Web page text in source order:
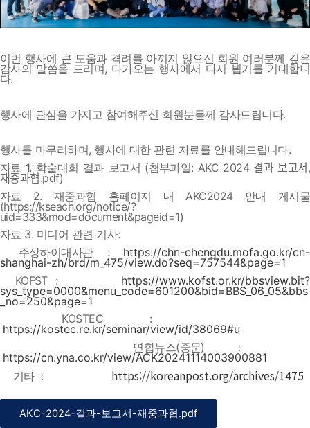
이번 행사에 큰 도움과 격려를 아끼지 않으신 회원 여러분께 깊은
감사의 말씀을 드리며, 다가오는 행사에서 다시 뵙기를 기대합니
다.
행사에 관심을 가지고 참여해주신 회원분들께 감사드립니다.
행사를 마무리하며, 행사에 대한 관련 자료를 안내해드립니다.
자료 1. 학술대회 결과 보고서 (첨부파일: AKC 2024 결과 보고서,
재중과협.pdf)
자료 2. 재중과협 홈페이지 내 AKC2024 안내 게시물
(https://kseach.org/notice/?
uid=333&mod=document&pageid=1)
자료 3. 미디어 관련 기사:
주상하이대사관 : https://chn-chengdu.mofa.go.kr/cn-
shanghai-zh/brd/m_475/view.do?seq=757544&page=1
KOFST : https://www.kofst.or.kr/bbsview.bit?
sys_type=0000&menu_code=601200&bid=BBS_06_05&bbs
_no=250&page=1
KOSTEC :
https://kostec.re.kr/seminar/view/id/38069#u
연합뉴스(중문) :
https://cn.yna.co.kr/view/ACK20241114003900881
기타 : https://koreanpost.org/archives/1475
AKC-2024-결과-보고서-재중과협.pdf